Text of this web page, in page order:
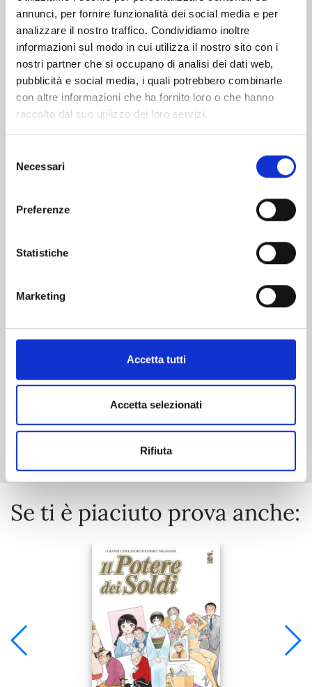
annunci, per fornire funzionalità dei social media e per
analizzare il nostro traffico. Condividiamo inoltre
informazioni sul modo in cui utilizza il nostro sito con i
nostri partner che si occupano di analisi dei dati web,
pubblicità e social media, i quali potrebbero combinarle
con altre informazioni che ha fornito loro o che hanno
raccolto dal suo utilizzo dei loro servizi.
delNecessari
Preferenze
Statistiche
Marketing
Accetta tutti
Accetta selezionati
Rifiuta
Altri volumi della serie
€ 6,50
Mostra tutto
Se ti è piaciuto prova anche: